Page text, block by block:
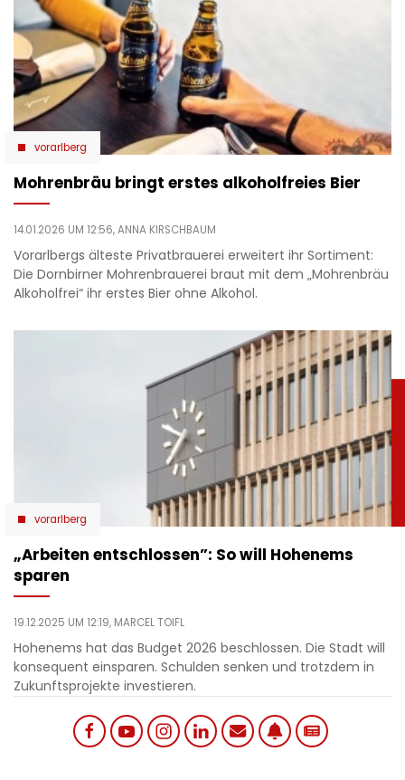
vorarlberg
Mohrenbräu bringt erstes alkoholfreies Bier
14.01.2026 UM 12:56,ANNA KIRSCHBAUM
Vorarlbergs älteste Privatbrauerei erweitert ihr Sortiment:
Die Dornbirner Mohrenbrauerei braut mit dem „Mohrenbräu
Alkoholfrei“ ihr erstes Bier ohne Alkohol.
vorarlberg
„Arbeiten entschlossen”: So will Hohenems
sparen
19.12.2025 UM 12:19, MARCEL TOIFL
Hohenems hat das Budget 2026 beschlossen. Die Stadt will
konsequent einsparen. Schulden senken und trotzdem in
Zukunftsprojekte investieren.